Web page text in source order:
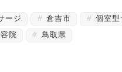
ージ 倉吉市 個室型
院 鳥取県